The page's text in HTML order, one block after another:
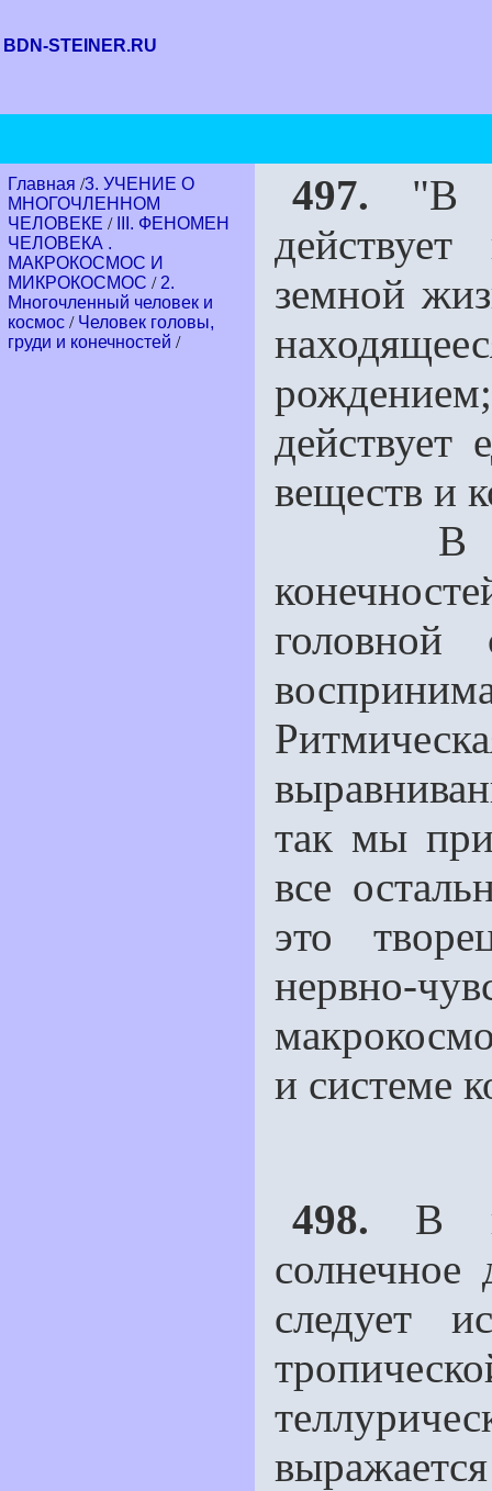
BDN-STEINER.RU
Главная /3. УЧЕНИЕ О
МНОГОЧЛЕННОМ
ЧЕЛОВЕКЕ /
III. ФЕНОМЕН
ЧЕЛОВЕКА .
МАКРОКОСМОС И
МИКРОКОСМОС / 2.
Многочленный человек и
космос / Человек головы,
груди и конечностей /
497. "В
земной
дей­ствует
веществ и
В
так мы
все
это
нервно-
и системе
498. В
солнечное
следует